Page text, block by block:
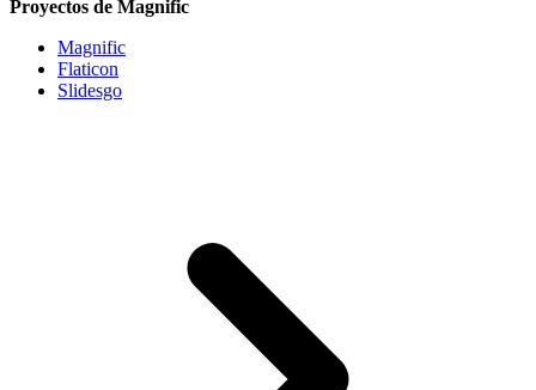
Proyectos de Magnific
Magnific
Flaticon
Slidesgo